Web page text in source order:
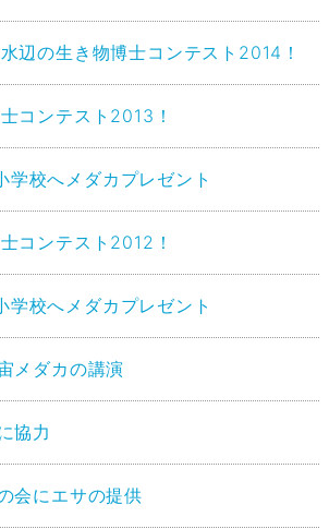
辺の生き物博士コンテスト2014！
コンテスト2013！
校へメダカプレゼント
コンテスト2012！
校へメダカプレゼント
メダカの講演
協力
会にエサの提供